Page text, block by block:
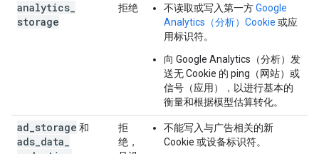
analytics
storage
拒绝 不读取或写入第一方Google
Analytics（分析）Cookie 或应
用标识符。
向 Google Analytics（分析）发
送无 Cookie 的 ping（网站）或
信号（应用），以进行基本的
衡量和根据模型估算转化。
ad storage 和
ads data
拒
绝，
不能写入与广告相关的新
Cookie 或设备标识符。